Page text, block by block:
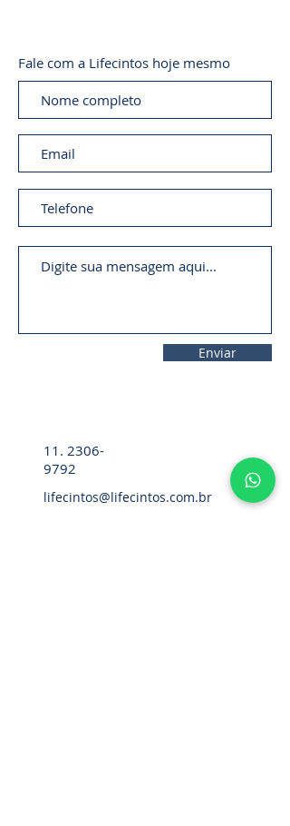
Fale com a Lifecintos hoje mesmo
Enviar
11. 2306-
9792
lifecintos@lifecintos.com.br